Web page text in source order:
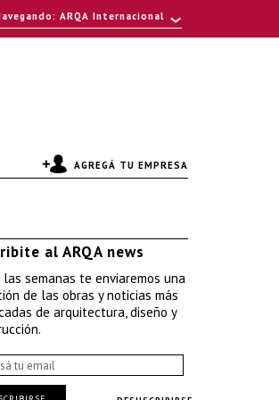
AGREGÁ TU EMPRESA
al ARQA news
las semanas te enviaremos una
de las obras y noticias más
de arquitectura, diseño y
ARQA Internacional